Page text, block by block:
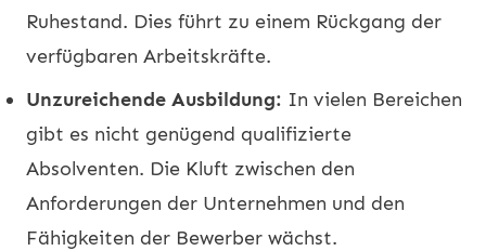
Ruhestand. Dies führt zu einem Rückgang der
verfügbaren Arbeitskräfte.
Unzureichende Ausbildung: In vielen Bereichen
gibt es nicht genügend qualifizierte
Absolventen. Die Kluft zwischen den
Anforderungen der Unternehmen und den
Fähigkeiten der Bewerber wächst.